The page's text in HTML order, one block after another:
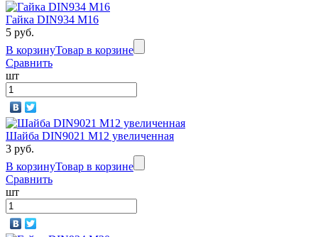
Гайка DIN934 M16
5 руб.
В корзинуТовар в корзине
Сравнить
шт
Шайба DIN9021 М12 увеличенная
3 руб.
В корзинуТовар в корзине
Сравнить
шт